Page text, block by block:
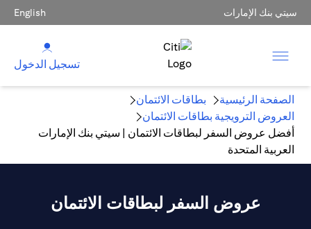
سيتي بنك الإمارات English
تسجيل الدخول
الصفحة الرئيسية
بطاقات الائتمان
العروض الترويجية بطاقات الائتمان
أفضل عروض السفر لبطاقات الائتمان | سيتي بنك الإمارات
العربية المتحدة
عروض السفر لبطاقات الائتمان